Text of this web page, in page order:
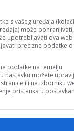
s vašeg uređaja
može pohranjivati,
upotrebljavati ova web-
precizne podatke o
podatke na temelju
nastavku možete
ili na izborniku
pristanka u